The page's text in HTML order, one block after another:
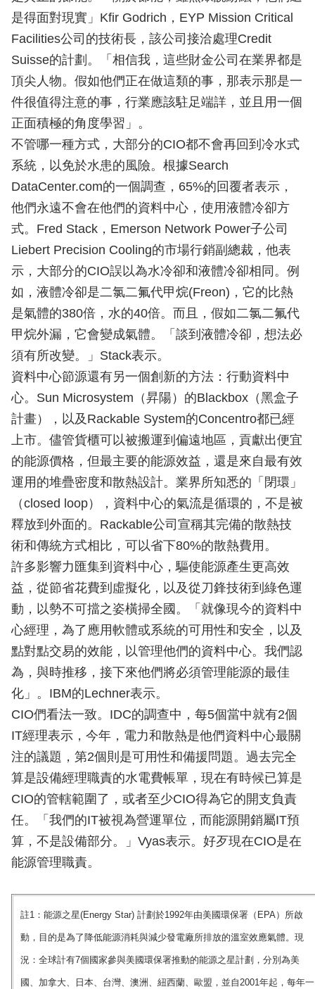
是得面對現實」Kfir Godrich，EYP Mission Critical
Facilities公司的技術長，該公司接洽處理Credit
Suisse的計劃。「相信我，這些財金公司在業界都是
頂尖人物。假如他們正在做這類的事，那表示那是一
件很值得注意的事，行業應該駐足端詳，並且用一個
正面積極的角度學習」。
不管哪一種方式，大部分的CIO都不會再回到冷水式
系統，以免於水患的風險。根據Search
DataCenter.com的一個調查，65%的回覆者表示，
他們永遠不會在他們的資料中心，使用液體冷卻方
式。Fred Stack，Emerson Network Power子公司
Liebert Precision Cooling的市場行銷副總裁，他表
示，大部分的CIO誤以為水冷卻和液體冷卻相同。例
如，液體冷卻是二氯二氟代甲烷(Freon)，它的比熱
是氣體的380倍，水的40倍。而且，假如二氯二氟代
甲烷外漏，它會變成氣體。「談到液體冷卻，想法必
須有所改變。」Stack表示。
資料中心節源還有另一個創新的方法：行動資料中
心。Sun Microsystem（昇陽）的Blackbox（黑盒子
計畫），以及Rackable System的Concentro都已經
上市。儘管貨櫃可以被搬運到偏遠地區，貢獻出便宜
的能源價格，但最主要的能源效益，還是來自最有效
運用的堆疊密度和散熱設計。業界所知悉的「閉環」
（closed loop），資料中心的氣流是循環的，不是被
釋放到外面的。Rackable公司宣稱其完備的散熱技
術和傳統方式相比，可以省下80%的散熱費用。
許多影響力匯集到資料中心，驅使能源產生更高效
益，從節省花費到虛擬化，以及從刀鋒技術到綠色運
動，以勢不可擋之姿橫掃全國。「就像現今的資料中
心經理，為了應用軟體或系統的可用性和安全，以及
點對點交易的效能，以管理他們的資料中心。我們認
為，與時推移，接下來他們將必須管理能源的最佳
化」。IBM的Lechner表示。
CIO們看法一致。IDC的調查中，每5個當中就有2個
IT經理表示，今年，電力和散熱是他們資料中心最關
注的議題，第2個則是可用性和備援問題。過去完全
算是設備經理職責的水電費帳單，現在有時候已算是
CIO的管轄範圍了，或者至少CIO得為它的開支負責
任。「我們的IT被視為營運單位，而能源開銷屬IT預
算，不是設備部分。」Vyas表示。好歹現在CIO是在
能源管理職責。
註1：能源之星(Energy Star) 計劃於1992年由美國環保署（EPA）所啟
動，目的是為了降低能源消耗與減少發電廠所排放的溫室效應氣體。現
況：全球計有7個國家參與美國環保署推動的能源之星計劃，分別為美
國、加拿大、日本、台灣、澳洲、紐西蘭、歐盟，並自2001年起，每年一